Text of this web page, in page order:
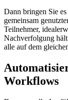
Dann bringen Sie
gemeinsam
Teilnehmer,
Nachverfolgung
alle auf dem
Workflows